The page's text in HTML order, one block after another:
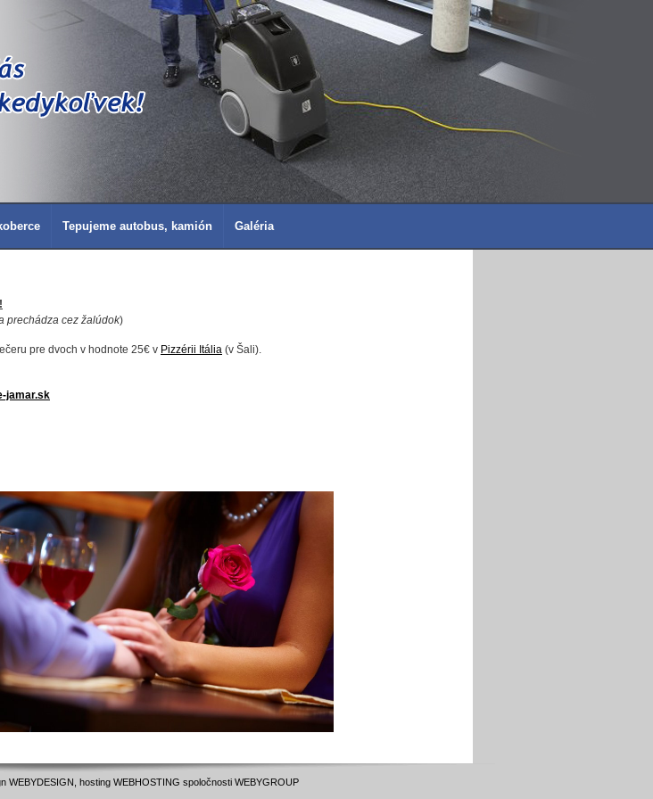
prechádza cez žalúdok)
pre dvoch v hodnote 25€ v Pizzérii Itália (v Šali).
jamar.sk
Tepujeme autobus, kamión Galéria
WEBYDESIGN, hosting WEBHOSTING spoločnosti WEBYGROUP